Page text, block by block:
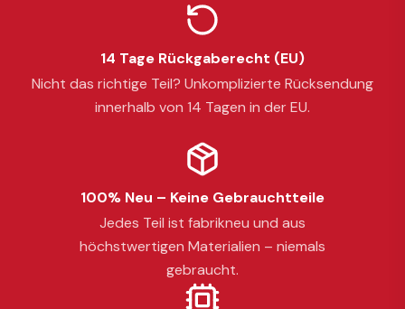
14 Tage Rückgaberecht (EU)
Nicht das richtige Teil? Unkomplizierte Rücksendung
innerhalb von 14 Tagen in der EU.
100% Neu – Keine Gebrauchtteile
Jedes Teil ist fabrikneu und aus
höchstwertigen Materialien – niemals
gebraucht.